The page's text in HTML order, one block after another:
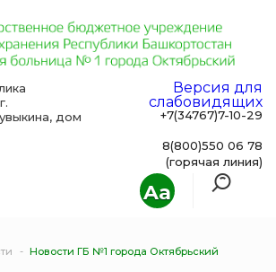
Aa
дом
Версия для
слабовидящих
+7(34767)7-10-29
8(800)550 06 78
(горячая линия)
Новости ГБ №1 города Октябрьский